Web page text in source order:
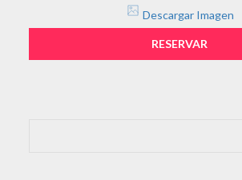
Descargar Imagen
RESERVAR